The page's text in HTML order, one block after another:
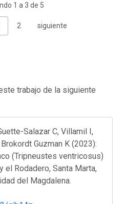
1 a 3 de 5
2 siguiente
trabajo de la siguiente
Salazar C, Villamil I,
Guzman K (2023):
(Tripneustes ventricosus)
el Rodadero, Santa Marta,
del Magdalena.